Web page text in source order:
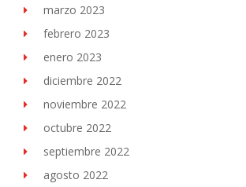
marzo 2023
febrero 2023
enero 2023
diciembre 2022
noviembre 2022
octubre 2022
septiembre 2022
agosto 2022